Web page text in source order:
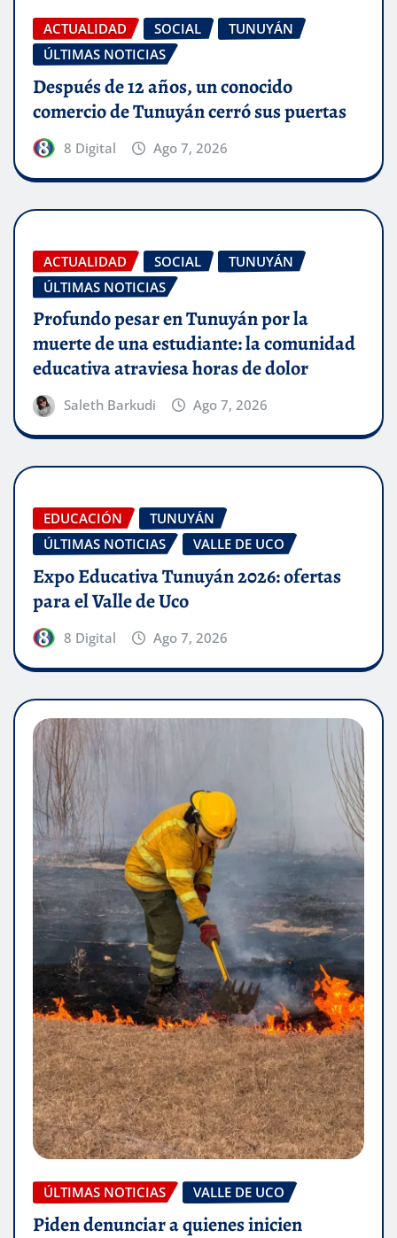
ACTUALIDAD SOCIAL
TUNUYÁN
ÚLTIMAS NOTICIAS
Después de 12 años, un conocido
comercio de Tunuyán cerró sus puertas
8 Digital Ago 7, 2026
ACTUALIDAD SOCIAL
TUNUYÁN
ÚLTIMAS NOTICIAS
Profundo pesar en Tunuyán por la
muerte de una estudiante: la comunidad
educativa atraviesa horas de dolor
Saleth Barkudi Ago 7, 2026
EDUCACIÓN
TUNUYÁN
ÚLTIMAS NOTICIAS
VALLE DE UCO
Expo Educativa Tunuyán 2026: ofertas
para el Valle de Uco
8 Digital Ago 7, 2026
ÚLTIMAS NOTICIAS VALLE DE UCO
Piden denunciar a quienes inicien